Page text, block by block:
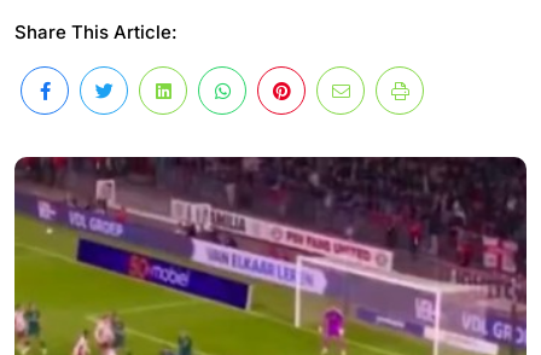
Share This Article: